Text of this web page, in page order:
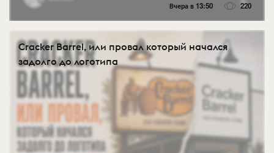
Вчера в 13:50 220
Cracker Barrel, или провал который начался
задолго до логотипа